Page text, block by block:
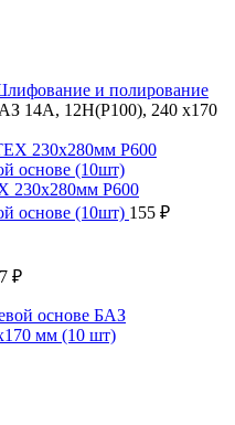
и полирование
14А, 12Н(P100), 240 х170
230х280мм Р600
основе (10шт) 155 ₽
₽